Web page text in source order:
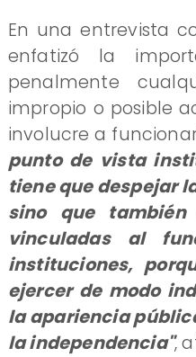
En una entrevista
enfatizó la
penalmente
impropio o posible
involucre a
punto de vista
tiene que despejar
sino que
vinculadas al
instituciones,
ejercer de modo
la apariencia
la independencia",